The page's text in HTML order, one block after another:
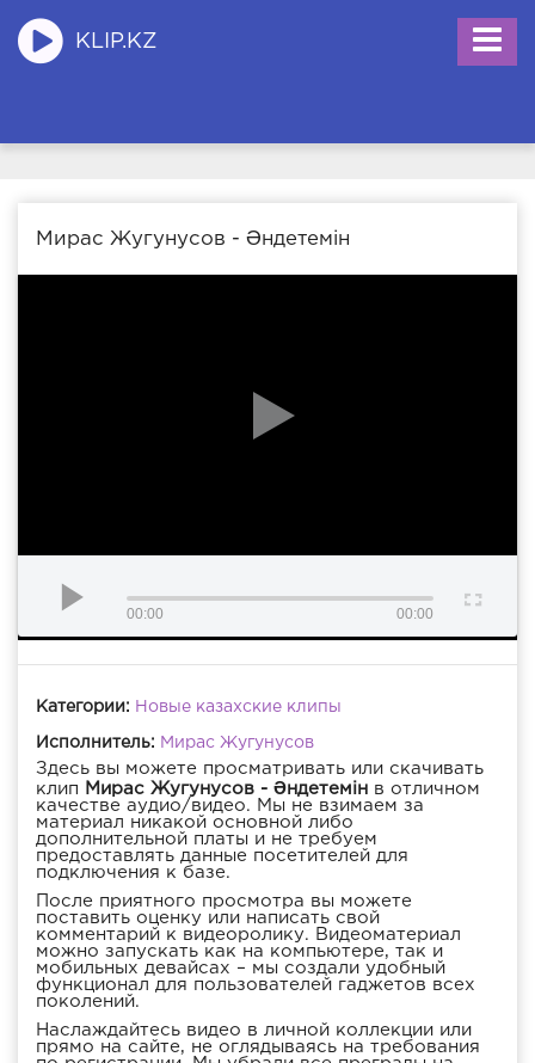
KLIP.KZ
Мирас Жугунусов - Әндетемін
00:00 00:00
Категории: Новые казахские клипы
Исполнитель: Мирас Жугунусов
Здесь вы можете просматривать или скачивать
клип
Мирас Жугунусов - Әндетемін в отличном
качестве аудио/видео. Мы не взимаем за
материал никакой основной либо
дополнительной платы и не требуем
предоставлять данные посетителей для
подключения к базе.
После приятного просмотра вы можете
поставить оценку или написать свой
комментарий к видеоролику. Видеоматериал
можно запускать как на компьютере, так и
мобильных девайсах – мы создали удобный
функционал для пользователей гаджетов всех
поколений.
Наслаждайтесь видео в личной коллекции или
прямо на сайте, не оглядываясь на требования